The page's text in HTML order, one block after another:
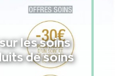
les soins
de soins